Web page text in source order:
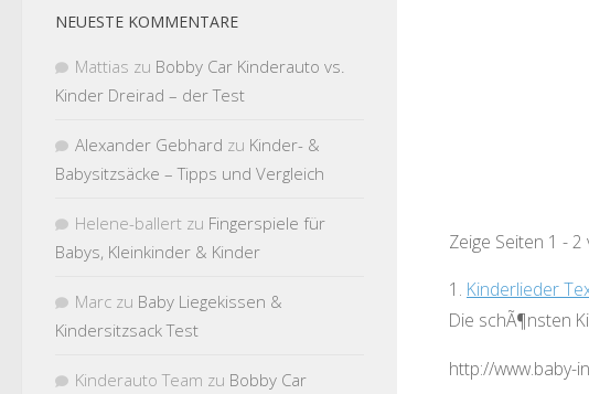
Zeige Seiten 1 -
1. Kinderlieder
Die schÃ¶nsten
http://www.baby-
NEUESTE KOMMENTARE
Mattias zu Bobby Car Kinderauto vs.
Kinder Dreirad – der Test
Alexander Gebhard zu Kinder- &
Babysitzsäcke – Tipps und Vergleich
Helene-ballert zu Fingerspiele für
Babys, Kleinkinder & Kinder
Marc zu Baby Liegekissen &
Kindersitzsack Test
Kinderauto Team zu Bobby Car